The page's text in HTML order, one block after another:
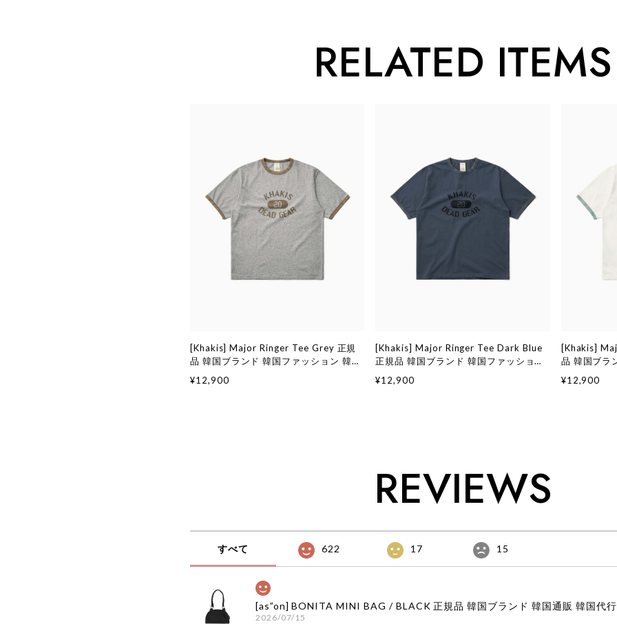
RELATED ITEMS
[Khakis] Major Ringer Tee Grey 正規
品 韓国ブランド 韓国ファッション 韓国
¥12,900
[Khakis] Major Ringer Tee Dark Blue
正規品 韓国ブランド 韓国ファッション
¥12,900
[Khakis]
品 韓国ブラ
¥12,900
REVIEWS
すべて 622 17 15
2026/07/15